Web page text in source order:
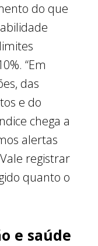
do que
“Em
das
e do
chega a
alertas
registrar
quanto o
e saúde